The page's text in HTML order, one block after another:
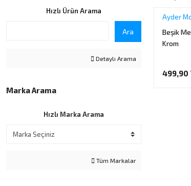
Hızlı Ürün Arama
Ara
Detaylı Arama
Marka Arama
Hızlı Marka Arama
Tüm Markalar
Ayder
Beşik
Krom
499,90